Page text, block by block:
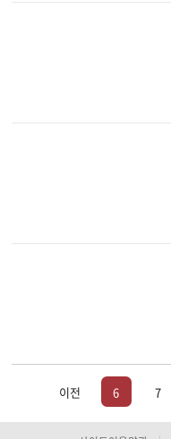
이전 6 7